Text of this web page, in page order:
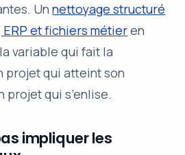
Unnettoyage structuré
ERP et fichiers métieren
variable qui fait la
projet qui atteint son
projet qui s’enlise.
impliquer les